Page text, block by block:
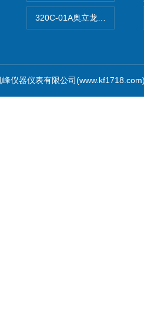
320C-01A奥立龙实验室便携
仪器仪表有限公司